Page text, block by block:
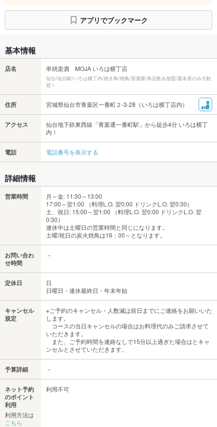
アプリでブックマーク
基本情報
店名 串焼楽酒 MOJA いろは横丁店
仙台/仙台駅/いろは横丁内/焼き鳥/焼鳥/居酒屋/単品飲み放題/週末昼のみ大歓
迎！
住所 宮城県仙台市青葉区一番町２-3-28（いろは横丁店内）
アクセス
仙台地下鉄東西線「青葉通一番町駅」から徒歩4分 いろは横丁
内！
電話 電話番号を表示する
詳細情報
営業時間
月～金: 11:30～13:00
17:00～翌1:00 （料理L.O. 翌0:00 ドリンクL.O. 翌0:30）
土、祝日: 15:00～翌1:00 （料理L.O. 翌0:00 ドリンクL.O. 翌
0:30）
連休中は土曜日の営業時間と同じになります。
土曜/祝日の炭火焼鳥は16：00～となります。
お問い合わ
せ時間
－
定休日
日
日曜日・連休最終日・年末年始
キャンセル
規定
※ご予約のキャンセル・人数減は前日までにご連絡をお願いいた
します。
コースの当日キャンセルの場合はお料理代のみご請求させて
いただきます。
また、ご予約時間を連絡なしで15分以上過ぎた場合はとキャ
ンセルとさせていただきます。
予算詳細 －
ネット予約
のポイント
利用
利用方法は
こちら
利用不可